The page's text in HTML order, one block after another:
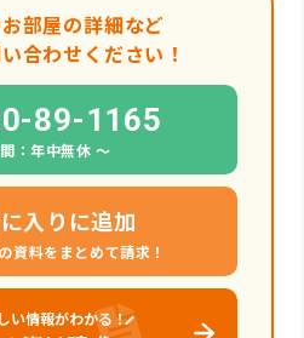
部屋の詳細など
合わせください！
89-1165
：年中無休 〜
入りに追加
資料をまとめて請求！
い情報がわかる！